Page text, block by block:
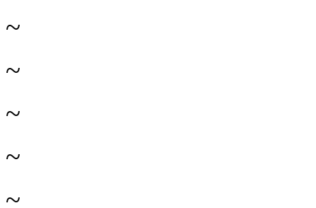
~
~
~
~
~